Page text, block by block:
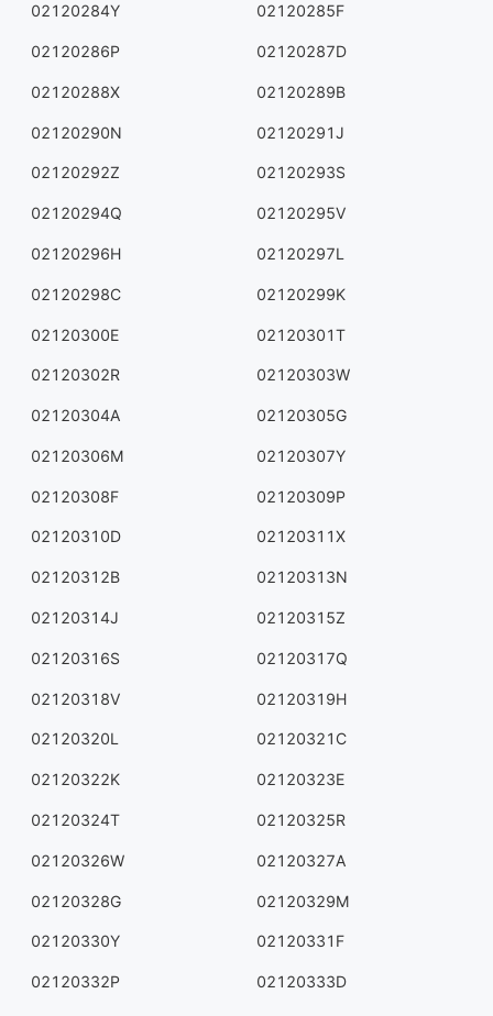
02120284Y 02120285F
02120286P 02120287D
02120288X 02120289B
02120290N 02120291J
02120292Z 02120293S
02120294Q 02120295V
02120296H 02120297L
02120298C 02120299K
02120300E 02120301T
02120302R 02120303W
02120304A 02120305G
02120306M 02120307Y
02120308F 02120309P
02120310D 02120311X
02120312B 02120313N
02120314J 02120315Z
02120316S 02120317Q
02120318V 02120319H
02120320L 02120321C
02120322K 02120323E
02120324T 02120325R
02120326W 02120327A
02120328G 02120329M
02120330Y 02120331F
02120332P 02120333D